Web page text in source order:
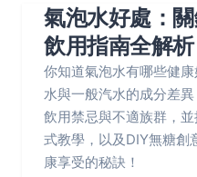
氣泡水好處：
飲用指南全解析
你知道氣泡水有哪些健
水與一般汽水的成分差
飲用禁忌與不適族群，
式教學，以及DIY無糖創
康享受的秘訣！